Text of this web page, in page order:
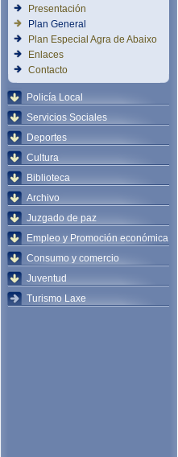
Presentación
Plan General
Plan Especial Agra de Abaixo
Enlaces
Contacto
Policía Local
Servicios Sociales
Deportes
Cultura
Biblioteca
Archivo
Juzgado de paz
Empleo y Promoción económica
Consumo y comercio
Juventud
Turismo Laxe